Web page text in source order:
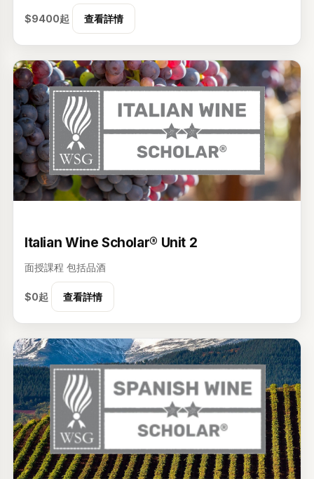
$9400起 查看詳情
Italian Wine Scholar® Unit 2
面授課程 包括品酒
$0起 查看詳情